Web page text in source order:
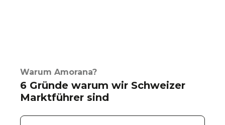
Warum Amorana?
6 Gründe warum wir Schweizer
Marktführer sind